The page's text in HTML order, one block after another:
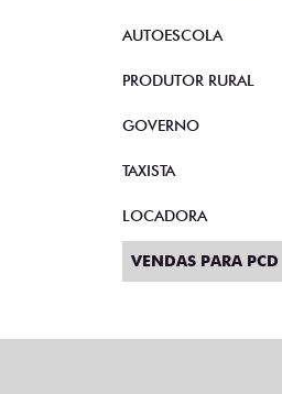
AUTOESCOLA
PRODUTOR RURAL
GOVERNO
TAXISTA
LOCADORA
VENDAS PARA PCD